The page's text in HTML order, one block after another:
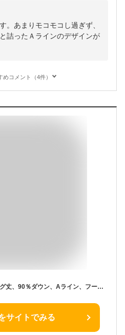
。あまりモコモコし過ぎず、
詰ったＡラインのデザインが
めコメント（4件）
レディース ダウンコート ロング丈、90％ダウン、Aライン、フード付き、大きいサイズ、ブラック、厚手、冬服、防寒着、おしゃれ、S/M/L、きれいめ、着痩せ、20代/30代/40代/50代/60代向け、秋冬 (XL, ブラックA)
サイトでみる